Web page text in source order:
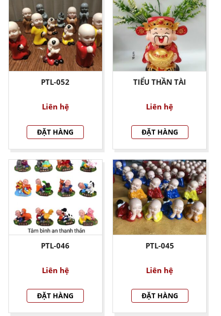
PTL-052
Liên hệ
ĐẶT HÀNG
TIỂU THẦN TÀI
Liên hệ
ĐẶT HÀNG
PTL-046
Liên hệ
ĐẶT HÀNG
PTL-045
Liên hệ
ĐẶT HÀNG